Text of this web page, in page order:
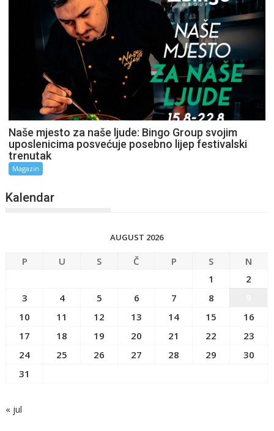
Naše mjesto za naše ljude: Bingo Group svojim
uposlenicima posvećuje posebno lijep festivalski
trenutak
Magazin
Kalendar
AUGUST 2026
P U S Č P S
N
1
2
3
4 5 6 7 8
10
11 12 13 14 15
16
17
18 19 20 21 22
23
24
25 26 27 28 29
30
31
« jul